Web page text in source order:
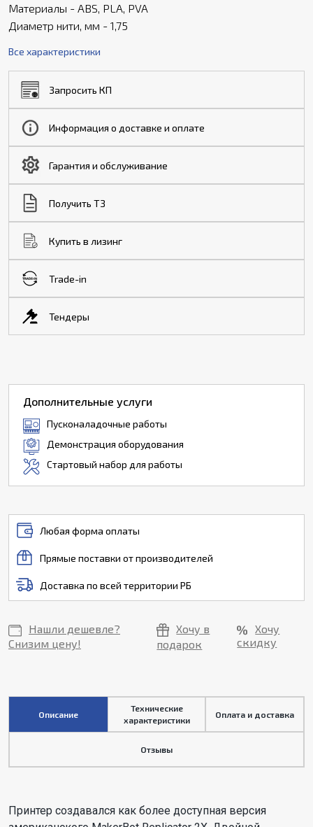
Материалы - ABS, PLA, PVA
Диаметр нити, мм - 1,75
Все характеристики
Запросить КП
Информация о доставке и оплате
Гарантия и обслуживание
Получить ТЗ
Купить в лизинг
Trade-in
Тендеры
Дополнительные услуги
Пусконаладочные работы
Демонстрация оборудования
Стартовый набор для работы
Любая форма оплаты
Прямые поставки от производителей
Доставка по всей территории РБ
Нашли дешевле?
Снизим цену!
Хочу в
подарок
Хочу
скидку
Описание
Технические
характеристики
Оплата и доставка
Отзывы
Принтер создавался как более доступная версия